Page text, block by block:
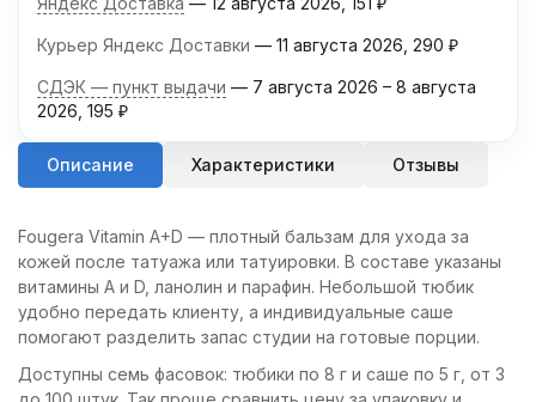
Курьер Яндекс Доставки 11 августа 2026 290 ₽
СДЭК — пункт выдачи 7 августа 2026 – 8 августа
2026 195 ₽
Описание Характеристики Отзывы
Fougera Vitamin A+D — плотный бальзам для ухода за
кожей после татуажа или татуировки. В составе указаны
витамины A и D, ланолин и парафин. Небольшой тюбик
удобно передать клиенту, а индивидуальные саше
помогают разделить запас студии на готовые порции.
Доступны семь фасовок: тюбики по 8 г и саше по 5 г, от 3